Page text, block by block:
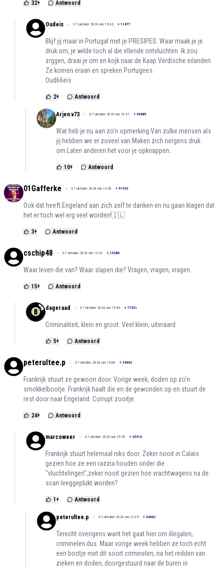
32+ Antwoord
Oudeis 07 oktober 2024 om 15:43 + 11477
Blijf jij maar in Portugal met je PRESIPES. Waar maak je je
druk om, je wilde toch al die ellende ontvluchten. Ik zou
zrggen, draai je om en kojk naar de Kaap Verdische eilanden.
Ze komen eraan en spreken Portugees.
Oud66eis
2+ Antwoord
Arjen.v73 07 oktober 2024 om 16:41 + 49885
Wat heb je nu aan zo'n opmerking.Van zulke mensen als
jij hebben we er zoveel van.Maken zich nergens druk
om.Laten anderen het voor je opknappen..
10+ Antwoord
01Gafferke 07 oktober 2024 om 15:30 + 91993
Ook dat heeft Engeland aan zich zelf te danken en nu gaan klagen dat
het er toch wel erg veel worden!🇮🇱
3+ Antwoord
cschip48 07 oktober 2024 om 15:16 + 15386
Waar leven die van? Waar slapen die? Vragen, vragen, vragen.
15+ Antwoord
dageraad 07 oktober 2024 om 15:40 + 77351
Criminaliteit, klein en groot. Veel klein, uiteraard.
5+ Antwoord
peterultee.p 07 oktober 2024 om 15:08 + 34662
Frankrijk stuurt ze gewoon door. Vorige week, doden op zo'n
smokkelbootje. Frankrijk haalt die en de gewonden op en stuurt de
rest door naar Engeland. Corrupt zooitje.
24+ Antwoord
marcoweer 07 oktober 2024 om 19:20 + 25316
Frankrijk stuurt helemaal niks door. Zeker nooit in Calais
gezien hoe ze een razzia houden onder die
"vluchtelingen",zeker nooit gezien hoe vrachtwagens na de
scan leeggeplukt worden?
1 + Antwoord
peterultee.p 07 oktober 2024 om 21:09 + 34662
Terecht overigens want het gaat hier om illegalen,
criminelen dus. Maar vorige week hebben ze toch echt
een bootje met dit soort criminelen, na het redden van
zieken en doden, doorgestuurd naar de buren in